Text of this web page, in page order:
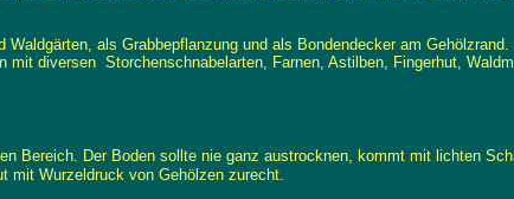
als Grabbepflanzung und als Bondendecker am
diversen Storchenschnabelarten, Farnen, Astilben, Fingerhut,
Bereich. Der Boden sollte nie ganz austrocknen, kommt mit lichten
mit Wurzeldruck von Gehölzen zurecht.